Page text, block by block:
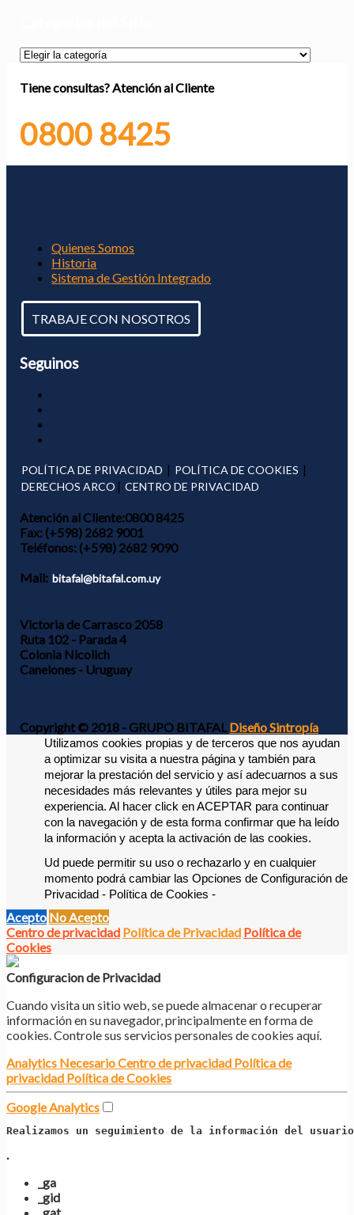
Categorías
Sitio
Tiene consultas? Atención al Cliente
0800 8425
Quienes Somos
Historia
Sistema de Gestión Integrado
TRABAJE CON NOSOTROS
Seguinos
POLÍTICA DE PRIVACIDAD | POLÍTICA DE COOKIES |
DERECHOS ARCO | CENTRO DE PRIVACIDAD
Atención al Cliente:0800 8425
Fax:(+598) 2682 9001
Teléfonos:(+598) 2682 9090
Mail: bitafal@bitafal.com.uy
Victoria de Carrasco 2058
Ruta 102 - Parada 4
Colonia Nicolich
Canelones - Uruguay
Copyright © 2018 - GRUPO BITAFALDiseño Sintropía
Utilizamos cookies propias y de terceros que nos ayudan
a optimizar su visita a nuestra página y también para
mejorar la prestación del servicio y así adecuarnos a sus
necesidades más relevantes y útiles para mejor su
experiencia. Al hacer click en ACEPTAR para continuar
con la navegación y de esta forma confirmar que ha leído
la información y acepta la activación de las cookies.
Ud puede permitir su uso o rechazarlo y en cualquier
momento podrá cambiar las Opciones de Configuración de
Privacidad - Política de Cookies -
Acepto No Acepto
Centro de privacidad Política de Privacidad Política de
Cookies
Configuracion de Privacidad
Cuando visita un sitio web, se puede almacenar o recuperar
información en su navegador, principalmente en forma de
cookies. Controle sus servicios personales de cookies aquí.
Analytics NecesarioCentro de privacidad Política de
privacidad Política de Cookies
Google Analytics
Realizamos un seguimiento de la información del
.
_ga
_gid